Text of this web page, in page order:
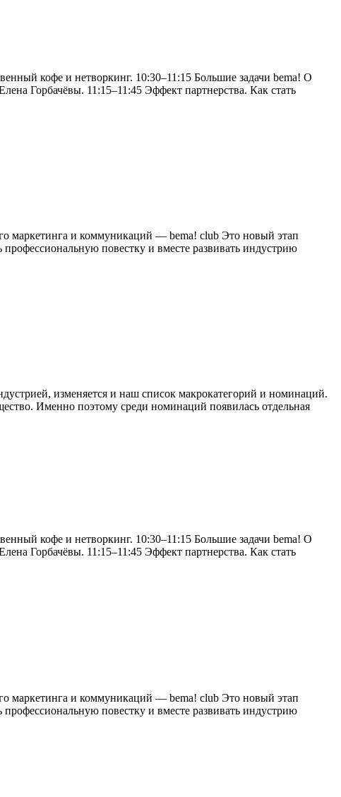
кофе и нетворкинг. 10:30–11:15 Большие задачи bema! О
Горбачёвы. 11:15–11:45 Эффект партнерства. Как стать
маркетинга и коммуникаций — bema! club Это новый этап
повестку и вместе развивать индустрию
изменяется и наш список макрокатегорий и номинаций.
Именно поэтому среди номинаций появилась отдельная
кофе и нетворкинг. 10:30–11:15 Большие задачи bema! О
Горбачёвы. 11:15–11:45 Эффект партнерства. Как стать
маркетинга и коммуникаций — bema! club Это новый этап
повестку и вместе развивать индустрию